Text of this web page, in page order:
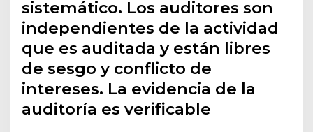
sistemático. Los auditores son
independientes de la actividad
que es auditada y están libres
de sesgo y conflicto de
intereses. La evidencia de la
auditoría es verificable